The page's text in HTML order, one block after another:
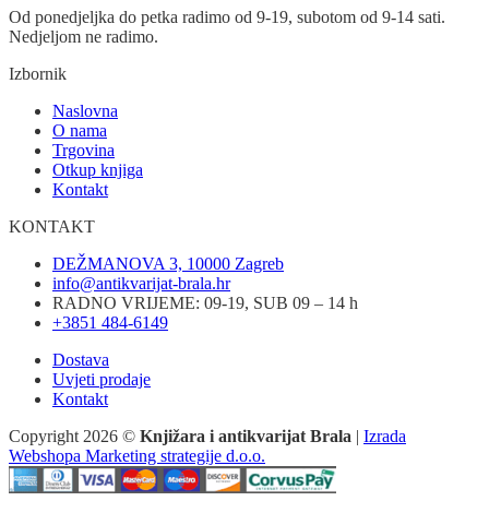
Od ponedjeljka do petka radimo od 9-19, subotom od 9-14 sati.
Nedjeljom ne radimo.
Izbornik
Naslovna
O nama
Trgovina
Otkup knjiga
Kontakt
KONTAKT
DEŽMANOVA 3, 10000 Zagreb
info@antikvarijat-brala.hr
RADNO VRIJEME: 09-19, SUB 09 – 14 h
+3851 484-6149
Dostava
Uvjeti prodaje
Kontakt
Copyright 2026 © Knjižara i antikvarijat Brala | Izrada
Webshopa Marketing strategije d.o.o.